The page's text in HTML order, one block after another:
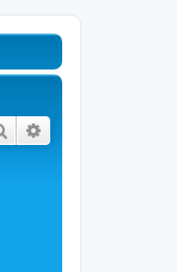
Rechercher